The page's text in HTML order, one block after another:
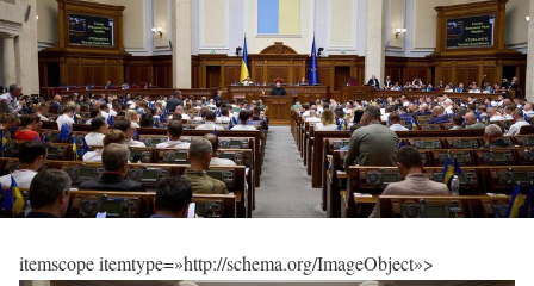
itemscope itemtype=»http://schema.org/ImageObject»>